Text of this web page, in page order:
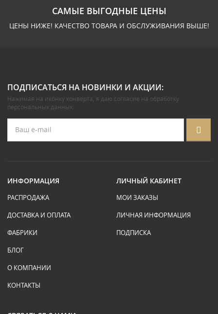
САМЫЕ ВЫГОДНЫЕ ЦЕНЫ
ЦЕНЫ НИЖЕ! КАЧЕСТВО ТОВАРА И ОБСЛУЖИВАНИЯ ВЫШЕ!
ПОДПИСАТЬСЯ НА НОВИНКИ И АКЦИИ:
Нажимая на иконку конверта, я даю согласие на обработку
персональных данных.
ИНФОРМАЦИЯ
РАСПРОДАЖА
ДОСТАВКА И ОПЛАТА
ФАБРИКИ
БЛОГ
О КОМПАНИИ
КОНТАКТЫ
ЛИЧНЫЙ КАБИНЕТ
МОИ ЗАКАЗЫ
ЛИЧНАЯ ИНФОРМАЦИЯ
ПОДПИСКА